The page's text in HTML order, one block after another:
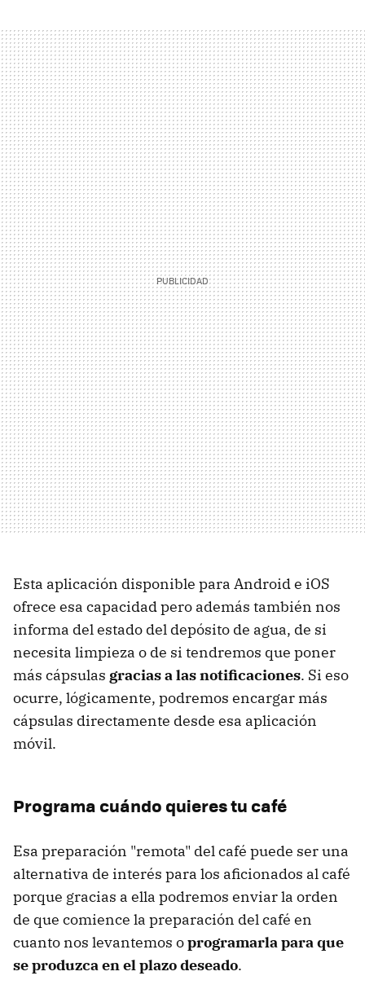
Esta aplicación disponible para Android e iOS
ofrece esa capacidad pero además también nos
informa del estado del depósito de agua, de si
necesita limpieza o de si tendremos que poner
más cápsulas gracias a las notificaciones. Si eso
ocurre, lógicamente, podremos encargar más
cápsulas directamente desde esa aplicación
móvil.
Programa cuándo quieres tu café
Esa preparación "remota" del café puede ser una
alternativa de interés para los aficionados al café
porque gracias a ella podremos enviar la orden
de que comience la preparación del café en
cuanto nos levantemos oprogramarla para que
se produzca en el plazo deseado.